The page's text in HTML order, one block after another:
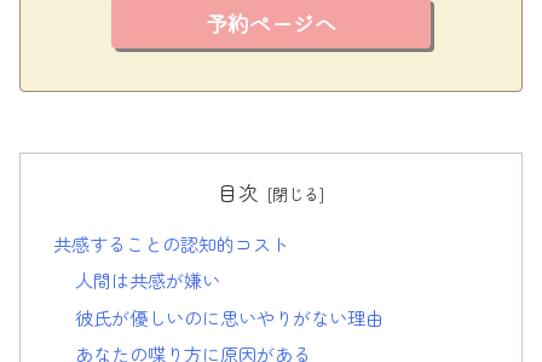
予約ページへ
目次
共感することの認知的コスト
人間は共感が嫌い
彼氏が優しいのに思いやりがない理由
あなたの喋り方に原因がある